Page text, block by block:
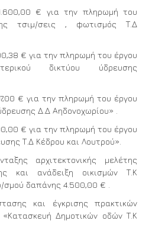
€ για την πληρωμή του
τσιμ/σεις , φωτισμός Τ.Δ
€ για την πληρωμή του έργου
δικτύου ύδρευσης
€ για την πληρωμή του έργου
Δ.Δ Αηδονοχωρίου» .
€ για την πληρωμή του έργου
Τ.Δ Κέδρου και Λουτρού».
αρχιτεκτονικής μελέτης
και ανάδειξη οικισμών Τ.Κ
σμού δαπάνης 4.500,00 € .
και έγκρισης πρακτικών
Δημοτικών οδών Τ.Κ